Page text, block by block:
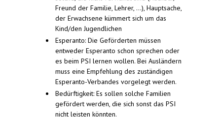
Freund der Familie, Lehrer, ...), Hauptsache,
der Erwachsene kümmert sich um das
Kind/den Jugendlichen
Esperanto: Die Geförderten müssen
entweder Esperanto schon sprechen oder
es beim PSI lernen wollen. Bei Ausländern
muss eine Empfehlung des zuständigen
Esperanto-Verbandes vorgelegt werden.
Bedürftigkeit: Es sollen solche Familien
gefördert werden, die sich sonst das PSI
nicht leisten könnten.